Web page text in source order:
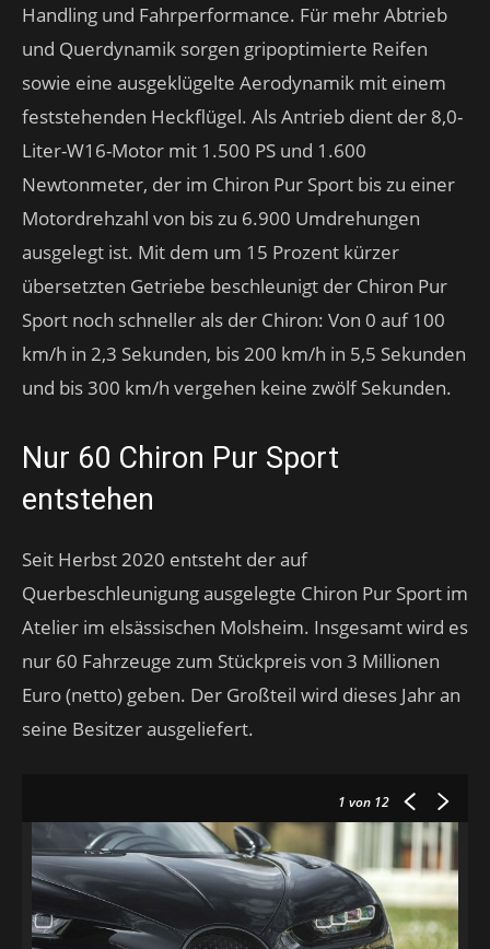
Handling und Fahrperformance. Für mehr Abtrieb
und Querdynamik sorgen gripoptimierte Reifen
sowie eine ausgeklügelte Aerodynamik mit einem
feststehenden Heckflügel. Als Antrieb dient der 8,0-
Liter-W16-Motor mit 1.500 PS und 1.600
Newtonmeter, der im Chiron Pur Sport bis zu einer
Motordrehzahl von bis zu 6.900 Umdrehungen
ausgelegt ist. Mit dem um 15 Prozent kürzer
übersetzten Getriebe beschleunigt der Chiron Pur
Sport noch schneller als der Chiron: Von 0 auf 100
km/h in 2,3 Sekunden, bis 200 km/h in 5,5 Sekunden
und bis 300 km/h vergehen keine zwölf Sekunden.
Nur 60 Chiron Pur Sport
entstehen
Seit Herbst 2020 entsteht der auf
Querbeschleunigung ausgelegte Chiron Pur Sport im
Atelier im elsässischen Molsheim. Insgesamt wird es
nur 60 Fahrzeuge zum Stückpreis von 3 Millionen
Euro (netto) geben. Der Großteil wird dieses Jahr an
seine Besitzer ausgeliefert.
1 von 12